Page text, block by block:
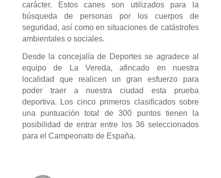
carácter. Estos canes son utilizados para la
búsqueda de personas por los cuerpos de
seguridad, así como en situaciones de catástrofes
ambientales o sociales.
Desde la concejalía de Deportes se agradece al
equipo de La Vereda, afincado en nuestra
localidad que realicen un gran esfuerzo para
poder traer a nuestra ciudad esta prueba
deportiva. Los cinco primeros clasificados sobre
una puntuación total de 300 puntos tienen la
posibilidad de entrar entre los 36 seleccionados
para el Campeonato de España.